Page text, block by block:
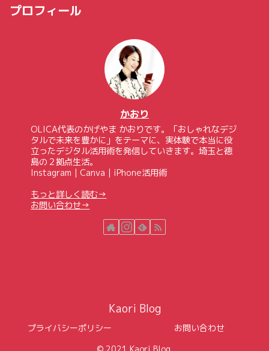
プロフィール
かおり
OLICA代表のかげやま かおりです。「おしゃれなデジ
タルで未来を豊かに」をテーマに、実体験で本当に役
立ったデジタル活用術を発信していきます。埼玉と徳
島の２拠点生活。
Instagram｜Canva｜iPhone活用術
もっと詳しく読む→
お問い合わせ→
Kaori Blog
プライバシーポリシー
お問い合わせ